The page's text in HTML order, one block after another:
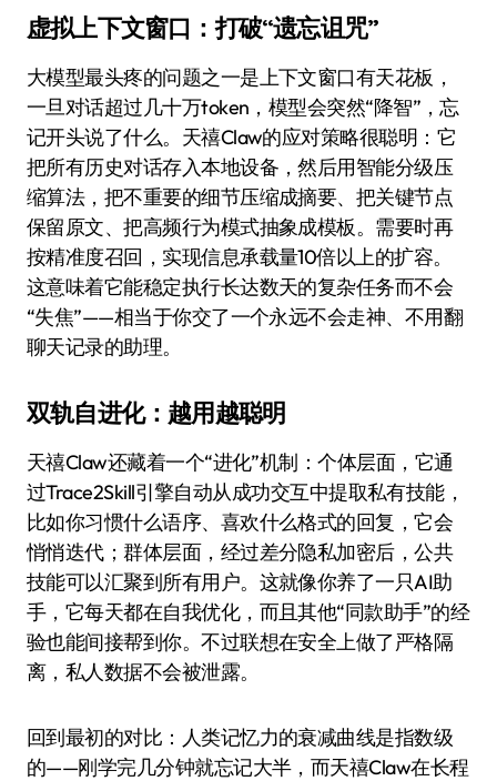
虚拟上下文窗口：打破“遗忘诅咒”
大模型最头疼的问题之一是上下文窗口有天花板，
一旦对话超过几十万token，模型会突然“降智”，忘
记开头说了什么。天禧Claw的应对策略很聪明：它
把所有历史对话存入本地设备，然后用智能分级压
缩算法，把不重要的细节压缩成摘要、把关键节点
保留原文、把高频行为模式抽象成模板。需要时再
按精准度召回，实现信息承载量10倍以上的扩容。
这意味着它能稳定执行长达数天的复杂任务而不会
“失焦”——相当于你交了一个永远不会走神、不用翻
聊天记录的助理。
双轨自进化：越用越聪明
天禧Claw还藏着一个“进化”机制：个体层面，它通
过Trace2Skill引擎自动从成功交互中提取私有技能，
比如你习惯什么语序、喜欢什么格式的回复，它会
悄悄迭代；群体层面，经过差分隐私加密后，公共
技能可以汇聚到所有用户。这就像你养了一只AI助
手，它每天都在自我优化，而且其他“同款助手”的经
验也能间接帮到你。不过联想在安全上做了严格隔
离，私人数据不会被泄露。
回到最初的对比：人类记忆力的衰减曲线是指数级
的——刚学完几分钟就忘记大半，而天禧Claw在长程